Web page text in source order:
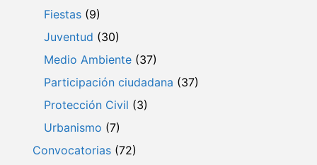
Fiestas (9)
Juventud (30)
Medio Ambiente (37)
Participación ciudadana (37)
Protección Civil (3)
Urbanismo (7)
Convocatorias (72)